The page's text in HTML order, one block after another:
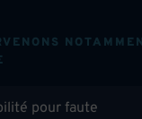
pour faute